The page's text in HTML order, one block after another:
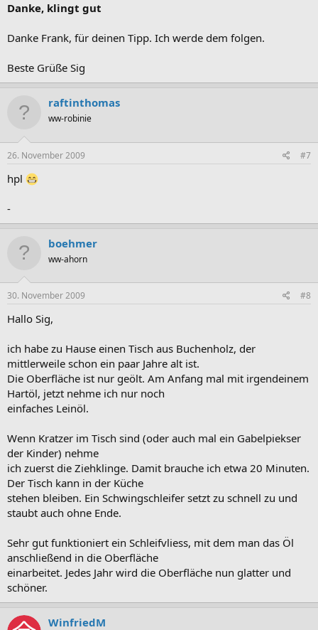
Danke, klingt gut
Danke Frank, für deinen Tipp. Ich werde dem folgen.
Beste Grüße Sig
raftinthomas
ww-robinie
26. November 2009 #7
hpl
-
boehmer
ww-ahorn
30. November 2009 #8
Hallo Sig,
ich habe zu Hause einen Tisch aus Buchenholz, der
mittlerweile schon ein paar Jahre alt ist.
Die Oberfläche ist nur geölt. Am Anfang mal mit irgendeinem
Hartöl, jetzt nehme ich nur noch
einfaches Leinöl.
Wenn Kratzer im Tisch sind (oder auch mal ein Gabelpiekser
der Kinder) nehme
ich zuerst die Ziehklinge. Damit brauche ich etwa 20 Minuten.
Der Tisch kann in der Küche
stehen bleiben. Ein Schwingschleifer setzt zu schnell zu und
staubt auch ohne Ende.
Sehr gut funktioniert ein Schleifvliess, mit dem man das Öl
anschließend in die Oberfläche
einarbeitet. Jedes Jahr wird die Oberfläche nun glatter und
schöner.
WinfriedM